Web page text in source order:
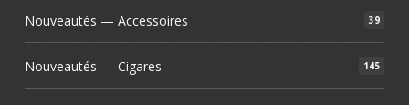
Nouveautés — Accessoires 39
Nouveautés — Cigares 145